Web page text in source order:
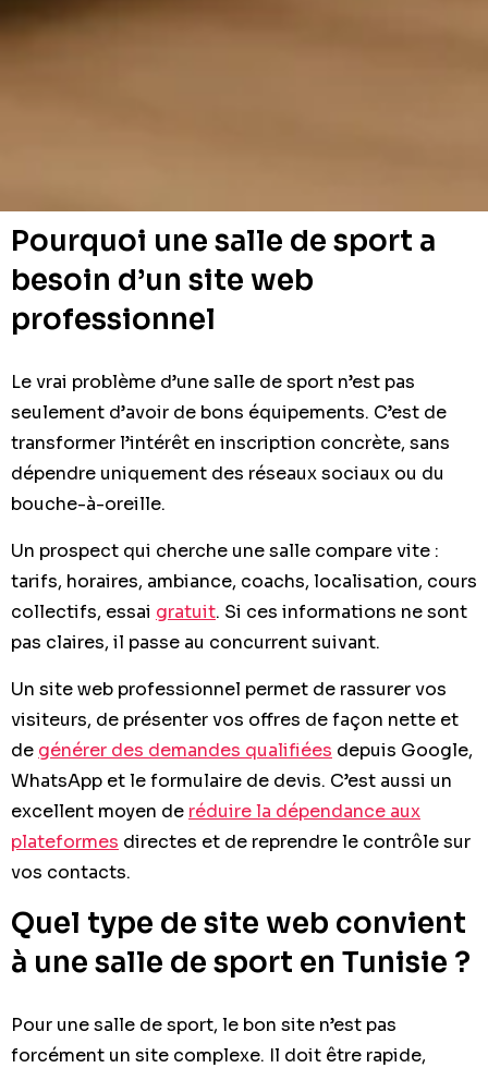
Pourquoi une salle de sport a
besoin d’un site web
professionnel
Le vrai problème d’une salle de sport n’est pas
seulement d’avoir de bons équipements. C’est de
transformer l’intérêt en inscription concrète, sans
dépendre uniquement des réseaux sociaux ou du
bouche-à-oreille.
Un prospect qui cherche une salle compare vite :
tarifs, horaires, ambiance, coachs, localisation, cours
collectifs, essai gratuit. Si ces informations ne sont
pas claires, il passe au concurrent suivant.
Un site web professionnel permet de rassurer vos
visiteurs, de présenter vos offres de façon nette et
de générer des demandes qualifiées depuis Google,
WhatsApp et le formulaire de devis. C’est aussi un
excellent moyen de réduire la dépendance aux
plateformes directes et de reprendre le contrôle sur
vos contacts.
Quel type de site web convient
à une salle de sport en Tunisie ?
Pour une salle de sport, le bon site n’est pas
forcément un site complexe. Il doit être rapide,